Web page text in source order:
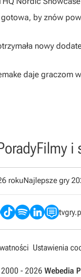
by znów
nowy
daje graczom
Filmy i
rokuNajlepsze gry
Ustawienia
- 2026 Webedia